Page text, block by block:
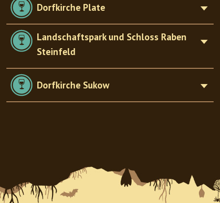
Dorfkirche Plate
Landschaftspark und Schloss Raben
Steinfeld
Dorfkirche Sukow